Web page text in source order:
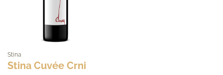
Stina
Stina Cuvée Crni